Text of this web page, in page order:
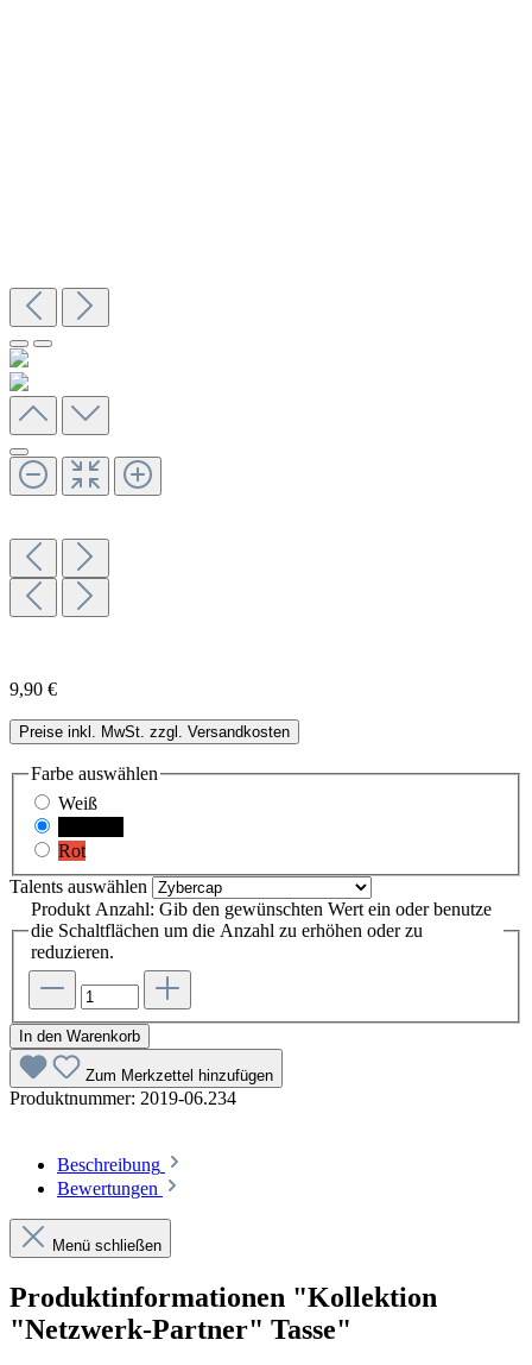
9,90 €
Preise inkl. MwSt. zzgl. Versandkosten
Farbe auswählen
Weiß
Rot
Talents auswählen
Produkt Anzahl: Gib den gewünschten Wert ein oder benutze
die Schaltflächen um die Anzahl zu erhöhen oder zu
reduzieren.
In den Warenkorb
Zum Merkzettel hinzufügen
Produktnummer: 2019-06.234
Beschreibung
Bewertungen
Menü schließen
Produktinformationen "Kollektion
"Netzwerk-Partner" Tasse"